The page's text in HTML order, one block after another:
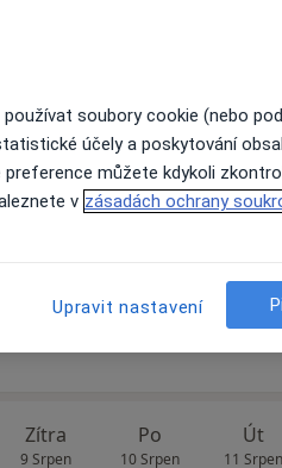
9 Srpen 10 Srpen 11
termínu není k
Zítra
9 Srpen
Po
10 Srpen
Út
11 Srpen
soubory cookie (nebo
účely a poskytování
preference můžete kdykoli
v zásadách ochrany
Upravit nastavení